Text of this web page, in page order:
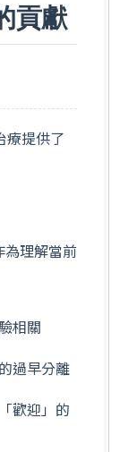
貢獻
療提供了
為理解當前
相關
過早分離
歡迎」的